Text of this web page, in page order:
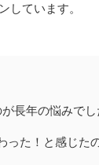
しています。
が長年の悩みで
った！と感じた